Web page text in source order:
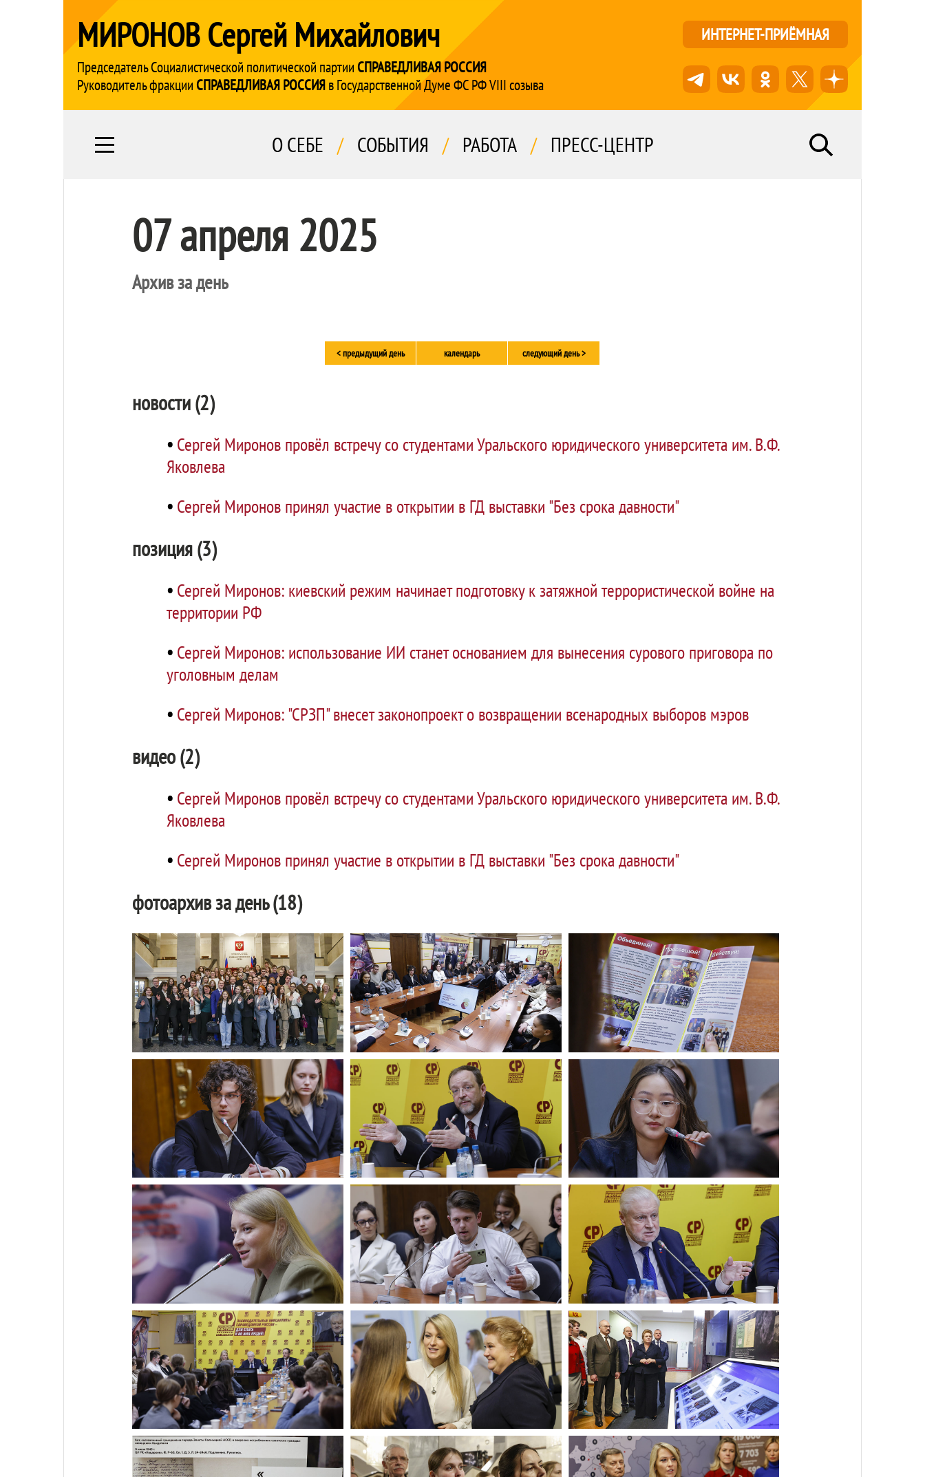
МИРОНОВ Сергей Михайлович
Председатель Социалистической политической партии СПРАВЕДЛИВАЯ РОССИЯ
Руководитель фракции СПРАВЕДЛИВАЯ РОССИЯв Государственной Думе ФС РФ VIII созыва
ИНТЕРНЕТ-ПРИЁМНАЯ
О СЕБЕ / СОБЫТИЯ / РАБОТА / ПРЕСС-ЦЕНТР
07 апреля 2025
Архив за день
< предыдущий день календарь следующий день >
новости (2)
• Сергей Миронов провёл встречу со студентами Уральского юридического университета им. В.Ф.
Яковлева
• Сергей Миронов принял участие в открытии в ГД выставки "Без срока давности"
позиция (3)
• Сергей Миронов: киевский режим начинает подготовку к затяжной террористической войне на
территории РФ
• Сергей Миронов: использование ИИ станет основанием для вынесения сурового приговора по
уголовным делам
• Сергей Миронов: "СРЗП" внесет законопроект о возвращении всенародных выборов мэров
видео (2)
• Сергей Миронов провёл встречу со студентами Уральского юридического университета им. В.Ф.
Яковлева
• Сергей Миронов принял участие в открытии в ГД выставки "Без срока давности"
фотоархив за день (18)